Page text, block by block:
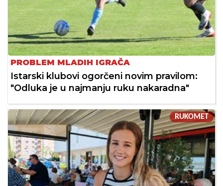
PROBLEM MLADIH IGRAČA
Istarski klubovi ogorčeni novim pravilom:
"Odluka je u najmanju ruku nakaradna"
RUKOMET